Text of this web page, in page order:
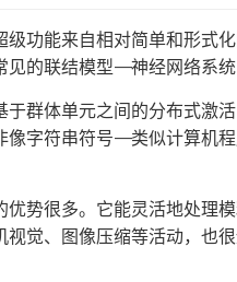
级功能来自相对简单和形式
见的联结模型——神经网络系
于群体单元之间的分布式激
像字符串符号——类似计算机
优势很多。它能灵活地处理
觉、图像压缩等活动，也